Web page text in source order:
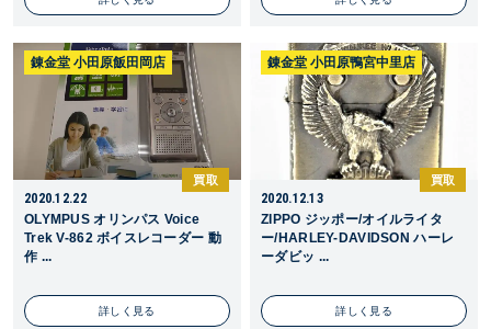
錬金堂 小田原飯田岡店
買取
2020.12.22
OLYMPUS オリンパス Voice
Trek V-862 ボイスレコーダー 動
作 ...
詳しく見る
錬金堂 小田原鴨宮中里店
買取
2020.12.13
ZIPPO ジッポー/オイルライタ
ー/HARLEY-DAVIDSON ハーレ
ーダビッ ...
詳しく見る